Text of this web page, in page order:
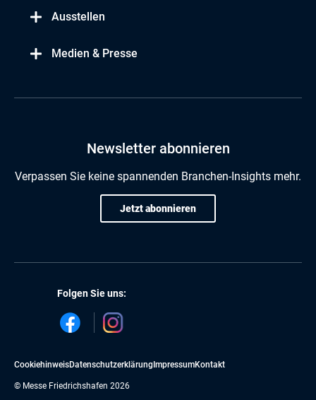
Ausstellen
Medien & Presse
Newsletter abonnieren
Verpassen Sie keine spannenden Branchen-Insights mehr.
Jetzt abonnieren
Folgen Sie uns:
CookiehinweisDatenschutzerklärung ImpressumKontakt
© Messe Friedrichshafen 2026